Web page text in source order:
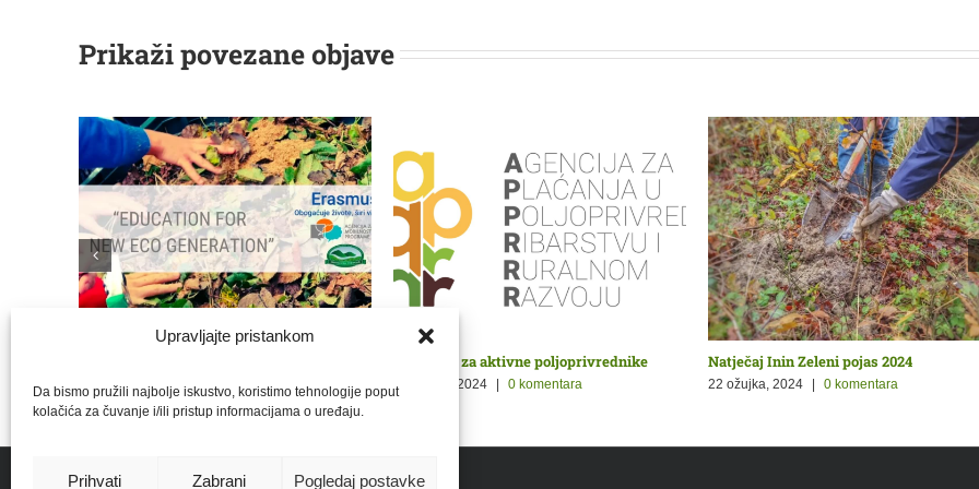
Upravljajte pristankom
Da bismo pružili najbolje iskustvo, koristimo tehnologije poput
kolačića za čuvanje i/ili pristup informacijama o uređaju.
Prihvati Zabrani Pogledaj postavke
Prikaži povezane objave
16 veljače, 2024 0 komentara
Obavijest za aktivne poljoprivrednike
9 siječnja, 2024 | 0 komentara
Natječaj Inin Zeleni pojas 2024
22 ožujka, 2024 | 0 komentara